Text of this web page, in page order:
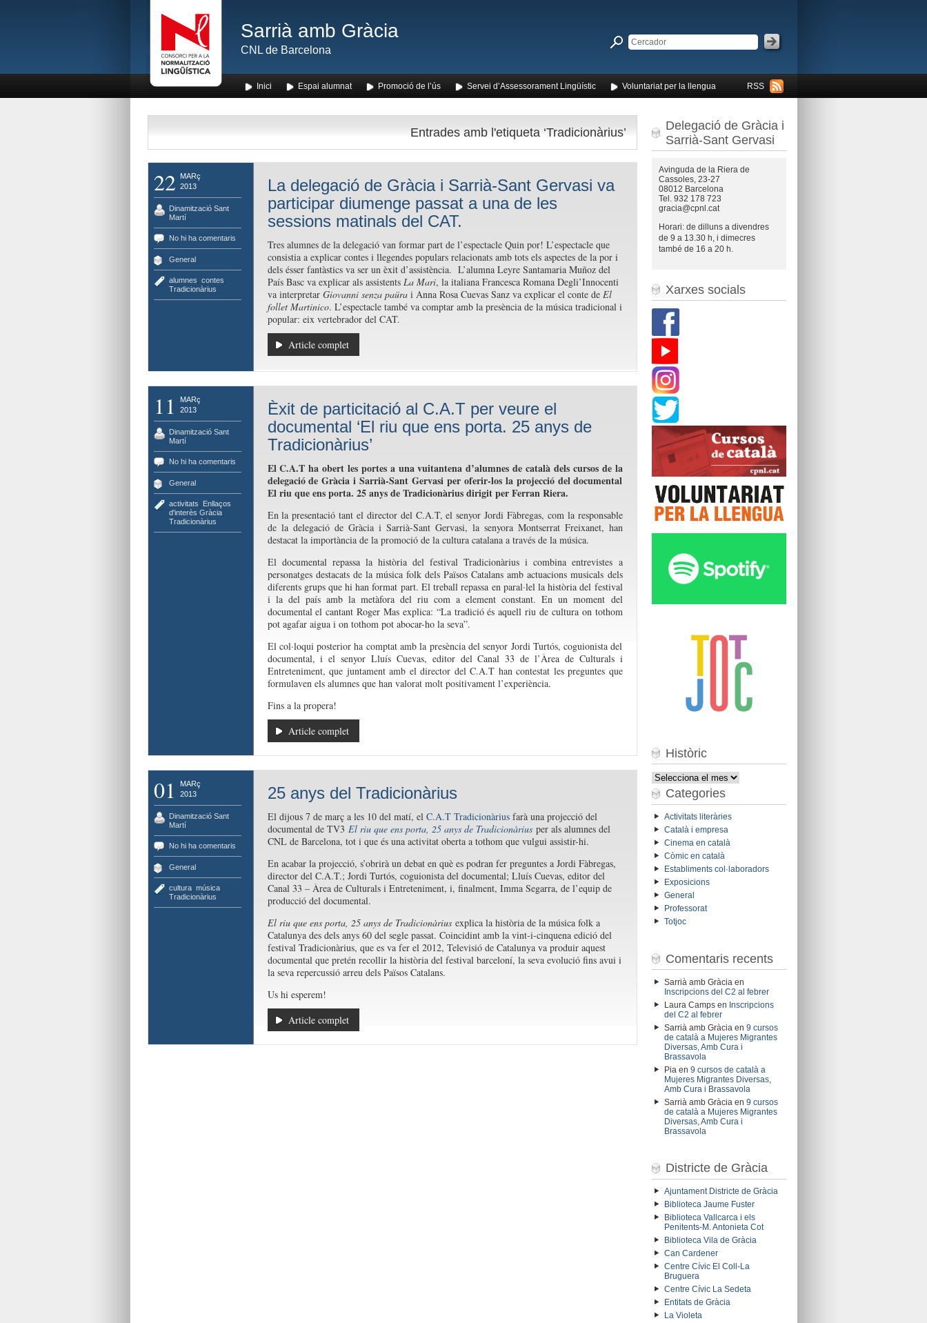
Sarrià amb Gràcia
CNL de Barcelona
RSS
Inici Espai alumnat Promoció de l’ús Servei d’Assessorament Lingüístic Voluntariat per la llengua
Entrades amb l'etiqueta ‘Tradicionàrius’
22
MARç
2013
Dinamització Sant
Martí
No hi ha comentaris
General
alumnes contes
Tradicionàrius
La delegació de Gràcia i Sarrià-Sant Gervasi va
participar diumenge passat a una de les
sessions matinals del CAT.
Tres alumnes de la delegació van formar part de l’espectacle Quin por! L’espectacle que
consistia a explicar contes i llegendes populars relacionats amb tots els aspectes de la por i
dels ésser fantàstics va ser un èxit d’assistència. L’alumna Leyre Santamaria Muñoz del
País Basc va explicar als assistents La Mari, la italiana Francesca Romana Degli’Innocenti
va interpretar Giovanni senza paürai Anna Rosa Cuevas Sanz va explicar el conte de El
follet Martinico. L’espectacle també va comptar amb la presència de la música tradicional i
popular: eix vertebrador del CAT.
Article complet
11
MARç
2013
Dinamització Sant
Martí
No hi ha comentaris
General
activitats
Enllaços
d'interès Gràcia,
Tradicionàrius
Èxit de particitació al C.A.T per veure el
documental ‘El riu que ens porta. 25 anys de
Tradicionàrius’
El C.A.T ha obert les portes a una vuitantena d’alumnes de català dels cursos de la
delegació de Gràcia i Sarrià-Sant Gervasi per oferir-los la projecció del documental
El riu que ens porta. 25 anys de Tradicionàrius dirigit per Ferran Riera.
En la presentació tant el director del C.A.T, el senyor Jordi Fàbregas, com la responsable
de la delegació de Gràcia i Sarrià-Sant Gervasi, la senyora Montserrat Freixanet, han
destacat la importància de la promoció de la cultura catalana a través de la música.
El documental repassa la història del festival Tradicionàrius i combina entrevistes a
personatges destacats de la música folk dels Països Catalans amb actuacions musicals dels
diferents grups que hi han format part. El treball repassa en paral·lel la història del festival
i la del país amb la metàfora del riu com a element constant. En un moment del
documental el cantant Roger Mas explica: “La tradició és aquell riu de cultura on tothom
pot agafar aigua i on tothom pot abocar-ho la seva”.
El col·loqui posterior ha comptat amb la presència del senyor Jordi Turtós, coguionista del
documental, i el senyor Lluís Cuevas, editor del Canal 33 de l’Àrea de Culturals i
Entreteniment, que juntament amb el director del C.A.T han contestat les preguntes que
formulaven els alumnes que han valorat molt positivament l’experiència.
Fins a la propera!
Article complet
01
MARç
2013
Dinamització Sant
Martí
No hi ha comentaris
General
cultura, música,
Tradicionàrius
25 anys del Tradicionàrius
El dijous 7 de març a les 10 del matí, el C.A.T Tradicionàriusfarà una projecció del
documental de TV3 El riu que ens porta, 25 anys de Tradicionàriusper als alumnes del
CNL de Barcelona, tot i que és una activitat oberta a tothom que vulgui assistir-hi.
En acabar la projecció, s’obrirà un debat en què es podran fer preguntes a Jordi Fàbregas,
director del C.A.T.; Jordi Turtós, coguionista del documental; Lluís Cuevas, editor del
Canal 33 – Àrea de Culturals i Entreteniment, i, finalment, Imma Segarra, de l’equip de
producció del documental.
El riu que ens porta, 25 anys de Tradicionàriusexplica la història de la música folk a
Catalunya des dels anys 60 del segle passat. Coincidint amb la vint-i-cinquena edició del
festival Tradicionàrius, que es va fer el 2012, Televisió de Catalunya va produir aquest
documental que pretén recollir la història del festival barceloní, la seva evolució fins avui i
la seva repercussió arreu dels Països Catalans.
Us hi esperem!
Article complet
Delegació de Gràcia i
Sarrià-Sant Gervasi
Avinguda de la Riera de
Cassoles, 23-27
08012 Barcelona
Tel. 932 178 723
gracia@cpnl.cat
Horari: de dilluns a divendres
de 9 a 13.30 h, i dimecres
també de 16 a 20 h.
Xarxes socials
Històric
Històric
Categories
Activitats literàries
Català i empresa
Cinema en català
Còmic en català
Establiments col·laboradors
Exposicions
General
Professorat
Totjoc
Comentaris recents
Sarrià amb Gràcia en
Inscripcions del C2 al febrer
Laura Campsen Inscripcions
del C2 al febrer
Sarrià amb Gràcia en 9 cursos
de català a Mujeres Migrantes
Diversas, Amb Cura i
Brassavola
Pia en 9 cursos de català a
Mujeres Migrantes Diversas,
Amb Cura i Brassavola
Sarrià amb Gràcia en 9 cursos
de català a Mujeres Migrantes
Diversas, Amb Cura i
Brassavola
Districte de Gràcia
Ajuntament Districte de Gràcia
Biblioteca Jaume Fuster
Biblioteca Vallcarca i els
Penitents-M. Antonieta Cot
Biblioteca Vila de Gràcia
Can Cardener
Centre Cívic El Coll-La
Bruguera
Centre Cívic La Sedeta
Entitats de Gràcia
La Violeta